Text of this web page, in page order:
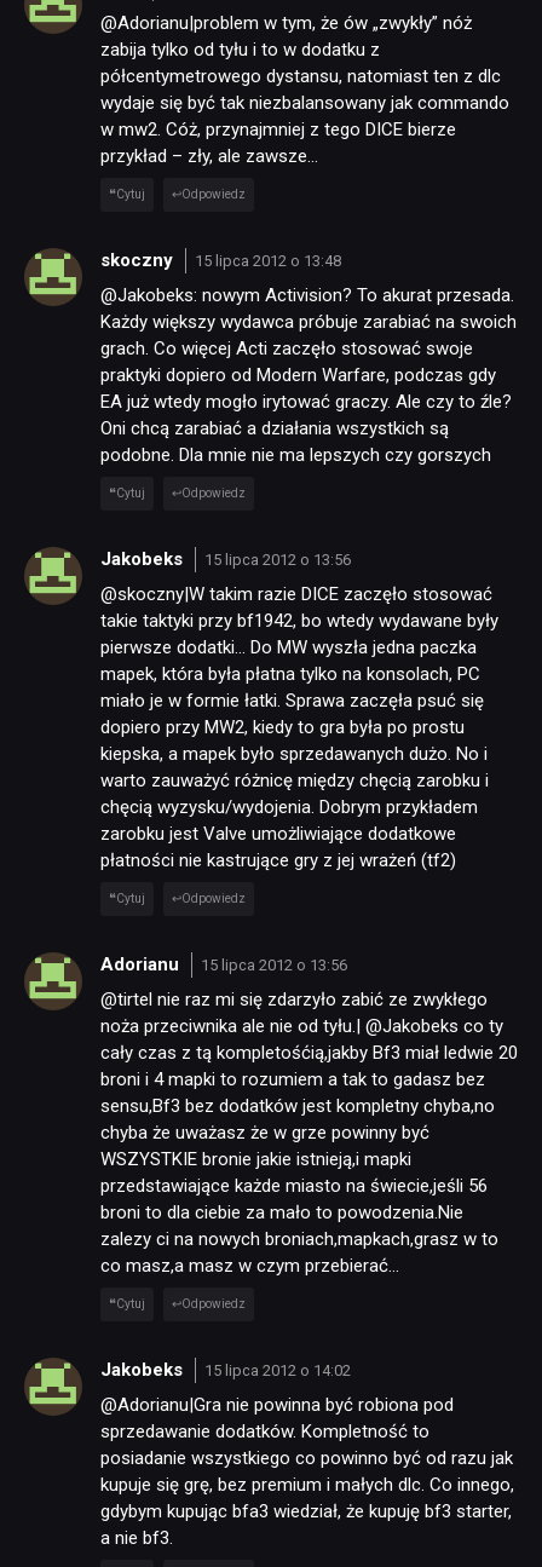
NEWSY
PUBLICYSTYKA
KULTURA
@Adorianu|problem w tym, że ów „zwykły” nóż
zabija tylko od tyłu i to w dodatku z
półcentymetrowego dystansu, natomiast ten z dlc
wydaje się być tak niezbalansowany jak commando
w mw2. Cóż, przynajmniej z tego DICE bierze
przykład – zły, ale zawsze…
Cytuj Odpowiedz
skoczny 15 lipca 2012 o 13:48
@Jakobeks: nowym Activision? To akurat przesada.
Każdy większy wydawca próbuje zarabiać na swoich
grach. Co więcej Acti zaczęło stosować swoje
praktyki dopiero od Modern Warfare, podczas gdy
EA już wtedy mogło irytować graczy. Ale czy to źle?
Oni chcą zarabiać a działania wszystkich są
podobne. Dla mnie nie ma lepszych czy gorszych
Cytuj Odpowiedz
Jakobeks 15 lipca 2012 o 13:56
@skoczny|W takim razie DICE zaczęło stosować
takie taktyki przy bf1942, bo wtedy wydawane były
pierwsze dodatki… Do MW wyszła jedna paczka
mapek, która była płatna tylko na konsolach, PC
miało je w formie łatki. Sprawa zaczęła psuć się
dopiero przy MW2, kiedy to gra była po prostu
kiepska, a mapek było sprzedawanych dużo. No i
warto zauważyć różnicę między chęcią zarobku i
chęcią wyzysku/wydojenia. Dobrym przykładem
zarobku jest Valve umożliwiające dodatkowe
płatności nie kastrujące gry z jej wrażeń (tf2)
Cytuj Odpowiedz
Adorianu 15 lipca 2012 o 13:56
@tirtel nie raz mi się zdarzyło zabić ze zwykłego
noża przeciwnika ale nie od tyłu.| @Jakobeks co ty
cały czas z tą kompletośćią,jakby Bf3 miał ledwie 20
broni i 4 mapki to rozumiem a tak to gadasz bez
sensu,Bf3 bez dodatków jest kompletny chyba,no
chyba że uważasz że w grze powinny być
WSZYSTKIE bronie jakie istnieją,i mapki
przedstawiające każde miasto na świecie,jeśli 56
broni to dla ciebie za mało to powodzenia.Nie
zalezy ci na nowych broniach,mapkach,grasz w to
co masz,a masz w czym przebierać…
Cytuj Odpowiedz
Jakobeks 15 lipca 2012 o 14:02
@Adorianu|Gra nie powinna być robiona pod
sprzedawanie dodatków. Kompletność to
posiadanie wszystkiego co powinno być od razu jak
kupuje się grę, bez premium i małych dlc. Co innego,
gdybym kupując bfa3 wiedział, że kupuję bf3 starter,
a nie bf3.